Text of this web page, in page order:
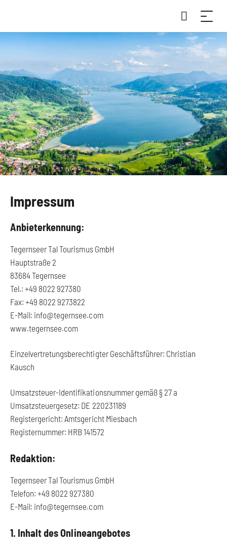
Impressum
Anbieterkennung:
Tegernseer Tal Tourismus GmbH
Hauptstraße 2
83684 Tegernsee
Tel.: +49 8022 927380
Fax: +49 8022 9273822
E-Mail: info@tegernsee.com
www.tegernsee.com
Einzelvertretungsberechtigter Geschäftsführer: Christian
Kausch
Umsatzsteuer-Identifikationsnummer gemäß § 27 a
Umsatzsteuergesetz: DE 220231189
Registergericht: Amtsgericht Miesbach
Registernummer: HRB 141572
Redaktion:
Tegernseer Tal Tourismus GmbH
Telefon: +49 8022 927380
E-Mail: info@tegernsee.com
1. Inhalt des Onlineangebotes